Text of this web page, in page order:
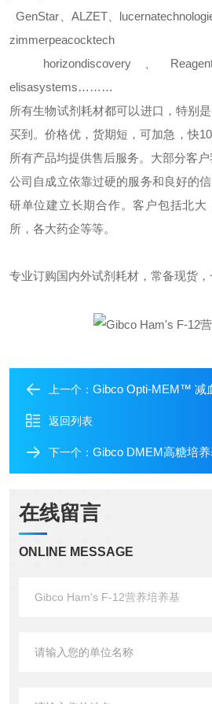
GenStar
ALZET、
zimmerpeacocktech
horizondiscovery、
elisasystems………
所有生物试剂耗材都可以进口，特别
买到。价格优，货期短，可加急，快10
所有产品均提供售后服务。大部分客
公司自成立依靠过硬的服务和良好的
研单位建立长期合作。客户包括北大
所，各大药企等等。
专业订购国内外试剂耗材，常备现货，
上一个： Gibco Opti-MEM™ 减
返回列表
下一个： Gibco DMEM高糖培
在线留言
ONLINE MESSAGE